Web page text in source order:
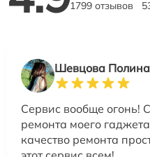
1799 отзывов
Шевцова Полина
Сервис вообще огонь!
ремонта моего
качество ремонта